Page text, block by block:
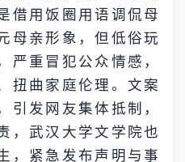
借用饭圈用语调侃母
母亲形象，但低俗玩
严重冒犯公众情感，
扭曲家庭伦理。文案
引发网友集体抵制，
，武汉大学文学院也
，紧急发布声明与事